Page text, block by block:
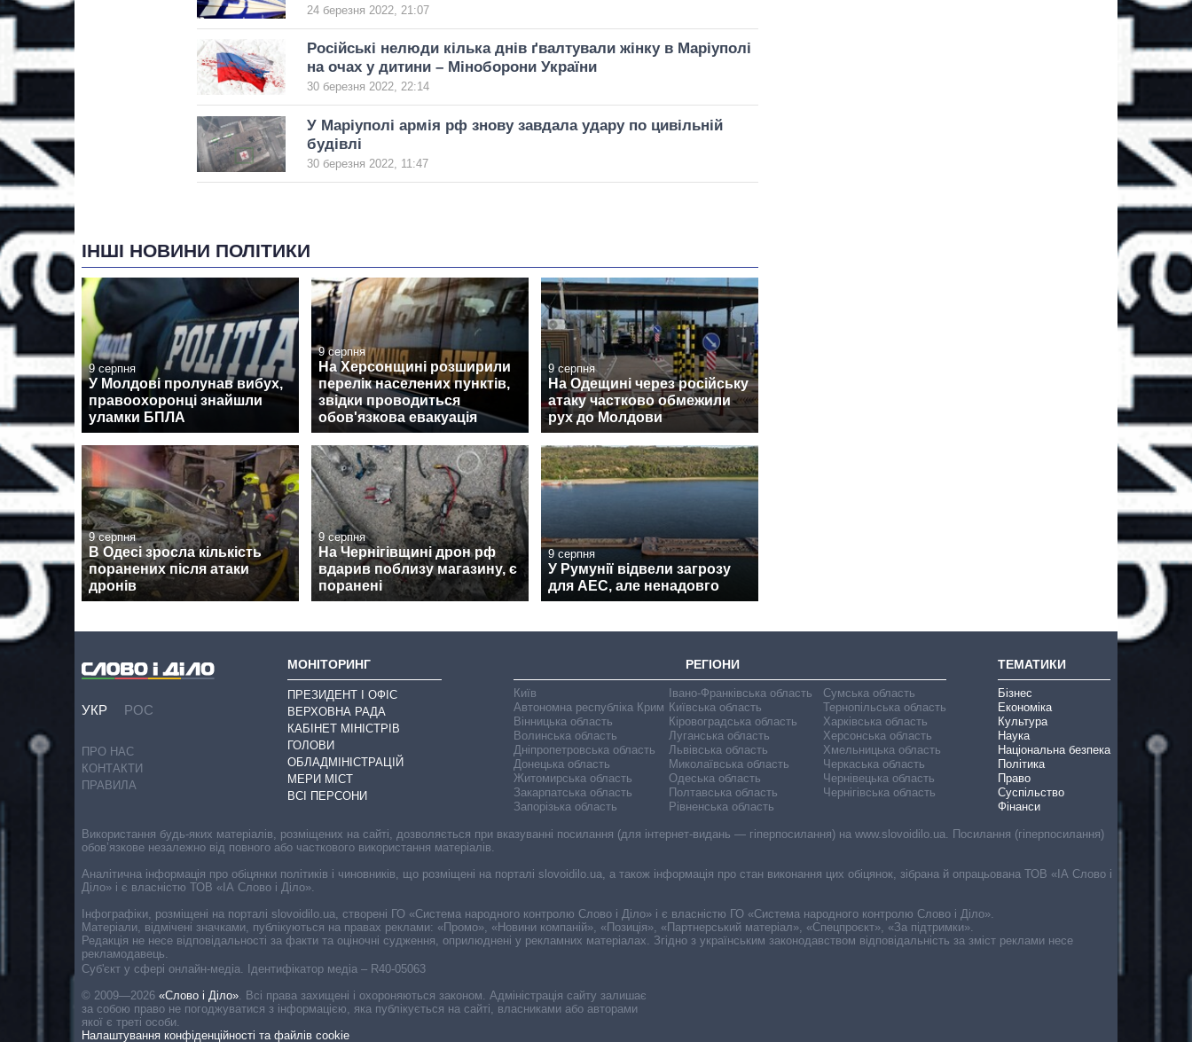
24 березня 2022, 21:07
Російські нелюди кілька днів ґвалтували жінку в Маріуполі
на очах у дитини – Міноборони України
30 березня 2022, 22:14
У Маріуполі армія рф знову завдала удару по цивільній
будівлі
30 березня 2022, 11:47
ІНШІ НОВИНИ ПОЛІТИКИ
9 серпня
У Молдові пролунав вибух,
правоохоронці знайшли
уламки БПЛА
9 серпня
На Херсонщині розширили
перелік населених пунктів,
звідки проводиться
обов'язкова евакуація
9 серпня
На Одещині через російську
атаку частково обмежили
рух до Молдови
9 серпня
В Одесі зросла кількість
поранених після атаки
дронів
9 серпня
На Чернігівщині дрон рф
вдарив поблизу магазину, є
поранені
9 серпня
У Румунії відвели загрозу
для АЕС, але ненадовго
УКР РОС
ПРО НАС
КОНТАКТИ
ПРАВИЛА
МОНІТОРИНГ
ПРЕЗИДЕНТ І ОФІС
ВЕРХОВНА РАДА
КАБІНЕТ МІНІСТРІВ
ГОЛОВИ
ОБЛАДМІНІСТРАЦІЙ
МЕРИ МІСТ
ВСІ ПЕРСОНИ
РЕГІОНИ
Київ
Автономна республіка Крим
Вінницька область
Волинська область
Дніпропетровська область
Донецька область
Житомирська область
Закарпатська область
Запорізька область
Івано-Франківська область
Київська область
Кіровоградська область
Луганська область
Львівська область
Миколаївська область
Одеська область
Полтавська область
Рівненська область
Сумська область
Тернопільська область
Харківська область
Херсонська область
Хмельницька область
Черкаська область
Чернівецька область
Чернігівська область
ТЕМАТИКИ
Бізнес
Економіка
Культура
Наука
Національна безпека
Політика
Право
Суспільство
Фінанси
Cуб'єкт у сфері онлайн-медіа. Ідентифікатор медіа – R40-05063
© 2009—2026 «Слово і Діло». Всі права захищені і охороняються законом. Адміністрація сайту залишає
за собою право не погоджуватися з інформацією, яка публікується на сайті, власниками або авторами
якої є треті особи.
Налаштування конфіденційності та файлів cookie
Використання будь-яких матеріалів, розміщених на сайті, дозволяється при вказуванні посилання (для інтернет-видань — гіперпосилання) на www.slovoidilo.ua. Посилання (гіперпосилання)
обов’язкове незалежно від повного або часткового використання матеріалів.
Аналітична інформація про обіцянки політиків і чиновників, що розміщені на порталі slovoidilo.ua, а також інформація про стан виконання цих обіцянок, зібрана й опрацьована ТОВ «ІА Слово і
Діло» і є власністю ТОВ «ІА Слово і Діло».
Інфографіки, розміщені на порталі slovoidilo.ua, створені ГО «Система народного контролю Слово і Діло» і є власністю ГО «Система народного контролю Слово і Діло».
Матеріали, відмічені значками, публікуються на правах реклами: «Промо», «Новини компаній», «Позиція», «Партнерський матеріал», «Спецпроєкт», «За підтримки».
Редакція не несе відповідальності за факти та оціночні судження, оприлюднені у рекламних матеріалах. Згідно з українським законодавством відповідальність за зміст реклами несе
рекламодавець.